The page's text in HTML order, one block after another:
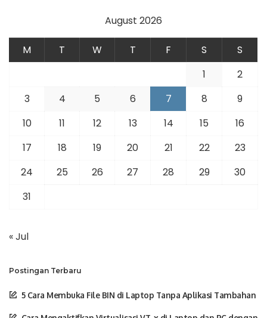
August 2026
M T W T F S
S
1
2
3
4 5 6 7 8
9
10
11 12 13 14 15
16
17
18 19 20 21 22
23
24
25 26 27 28 29
30
31
« Jul
Postingan Terbaru
5 Cara Membuka File BIN di Laptop Tanpa Aplikasi Tambahan